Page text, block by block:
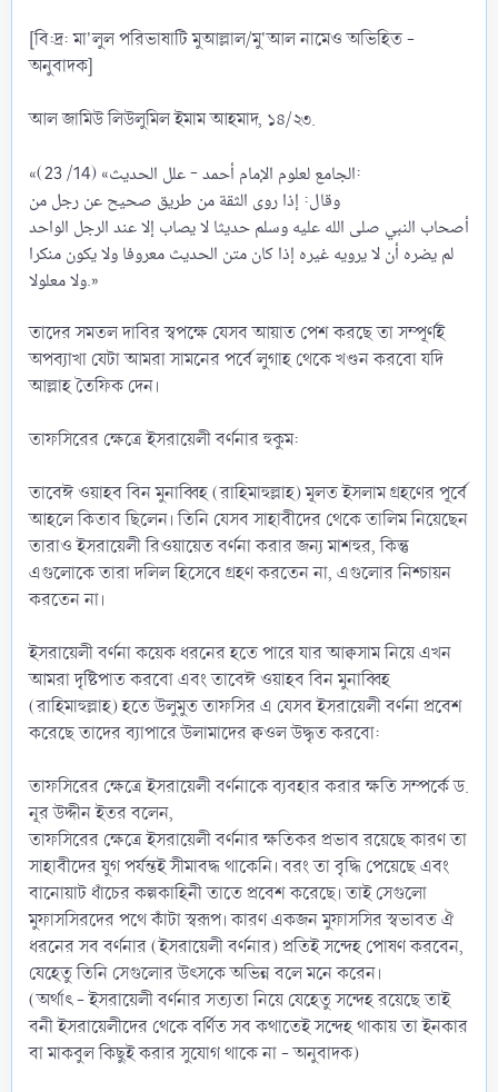
[বি:দ্র: মা'লুল পরিভাষাটি মুআল্লাল/মু'আল নামেও অভিহিত -
অনুবাদক]
আল জামিউ লিউলুমিল ইমাম আহমাদ, ১৪/২৩.
«الجامع لعلوم الإمام أحمد - علل الحديث» (14/ 23):
وقال: إذا روى الثقة من طريق ‌صحيح عن رجل من
أصحاب النبي صلى الله عليه وسلم حديثا لا يصاب إلا عند الرجل الواحد
‌لم يضره أن لا يرويه غيره إذا كان ‌متن ‌الحديث معروفا ولا يكون منكرا
ولا معلولا.»
তাদের সমতল দাবির স্বপক্ষে যেসব আয়াত পেশ করছে তা সম্পূর্ণই
অপব্যাখা যেটা আমরা সামনের পর্বে লুগাহ থেকে খণ্ডন করবো যদি
আল্লাহ তৈফিক দেন।
তাফসিরের ক্ষেত্রে ইসরায়েলী বর্ণনার হুকুম:
তাবেঈ ওয়াহব বিন মুনাব্বিহ (রাহিমাহুল্লাহ) মূলত ইসলাম গ্রহণের পূর্বে
আহলে কিতাব ছিলেন। তিনি যেসব সাহাবীদের থেকে তালিম নিয়েছেন
তারাও ইসরায়েলী রিওয়ায়েত বর্ণনা করার জন্য মাশহুর, কিন্তু
এগুলোকে তারা দলিল হিসেবে গ্রহণ করতেন না, এগুলোর নিশ্চায়ন
করতেন না।
ইসরায়েলী বর্ণনা কয়েক ধরনের হতে পারে যার আক্বসাম নিয়ে এখন
আমরা দৃষ্টিপাত করবো এবং তাবেঈ ওয়াহব বিন মুনাব্বিহ
(রাহিমাহুল্লাহ) হতে উলুমুত তাফসির এ যেসব ইসরায়েলী বর্ণনা প্রবেশ
করেছে তাদের ব্যাপারে উলামাদের ক্বওল উদ্ধৃত করবো:
তাফসিরের ক্ষেত্রে ইসরায়েলী বর্ণনাকে ব্যবহার করার ক্ষতি সম্পর্কে ড.
নূর উদ্দীন ইতর বলেন,
তাফসিরের ক্ষেত্রে ইসরায়েলী বর্ণনার ক্ষতিকর প্রভাব রয়েছে কারণ তা
সাহাবীদের যুগ পর্যন্তই সীমাবদ্ধ থাকেনি। বরং তা বৃদ্ধি পেয়েছে এবং
বানোয়াট ধাঁচের কল্পকাহিনী তাতে প্রবেশ করেছে। তাই সেগুলো
মুফাসসিরদের পথে কাঁটা স্বরূপ। কারণ একজন মুফাসসির স্বভাবত ঐ
ধরনের সব বর্ণনার (ইসরায়েলী বর্ণনার) প্রতিই সন্দেহ পোষণ করবেন,
যেহেতু তিনি সেগুলোর উৎসকে অভিন্ন বলে মনে করেন।
(অর্থাৎ - ইসরায়েলী বর্ণনার সত্যতা নিয়ে যেহেতু সন্দেহ রয়েছে তাই
বনী ইসরায়েলীদের থেকে বর্ণিত সব কথাতেই সন্দেহ থাকায় তা ইনকার
বা মাকবুল কিছুই করার সুযোগ থাকে না - অনুবাদক)